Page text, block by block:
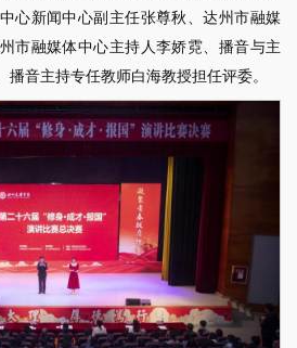
心新闻中心副主任张尊秋、达州市融媒
市融媒体中心主持人李娇霓、播音与主
音主持专任教师白海教授担任评委。